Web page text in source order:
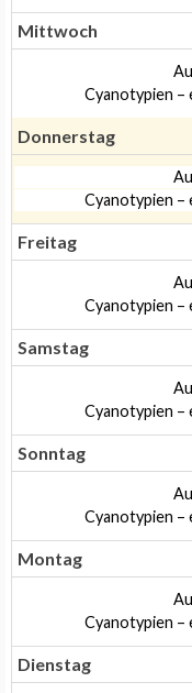
4th
2026
Mittwoch
Mittwoch,
5th
2026
Cyanotypien –
Donnerstag
Donnerstag,
2026
Cyanotypien –
Freitag
Freitag,
7th
2026
Cyanotypien –
Samstag
Samstag,
8th
2026
Cyanotypien –
Sonntag
Sonntag,
2026
Cyanotypien –
Montag
Montag,
10th
2026
Cyanotypien –
Dienstag